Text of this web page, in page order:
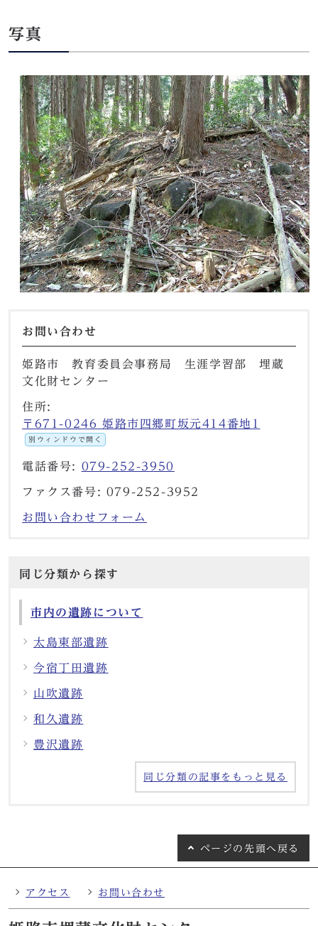
写真
お問い合わせ
姫路市 教育委員会事務局 生涯学習部 埋蔵
文化財センター
住所:
〒671-0246 姫路市四郷町坂元414番地1
別ウィンドウで開く
電話番号: 079-252-3950
ファクス番号: 079-252-3952
お問い合わせフォーム
同じ分類から探す
市内の遺跡について
太島東部遺跡
今宿丁田遺跡
山吹遺跡
和久遺跡
豊沢遺跡
同じ分類の記事をもっと見る
ページの 先頭へ戻る
アクセス お問い合わせ